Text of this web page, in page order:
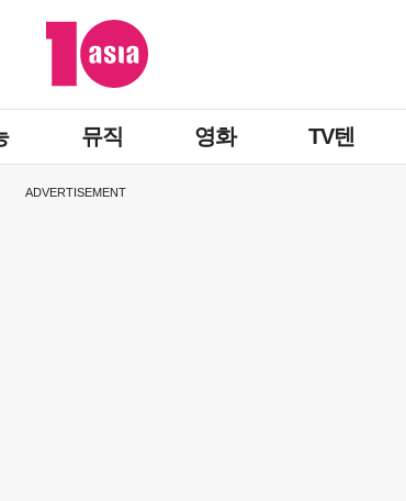
뮤직 영화 TV텐
ADVERTISEMENT